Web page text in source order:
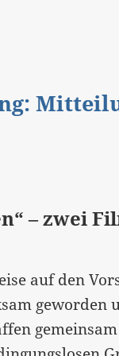
– zwei
auf den
geworden